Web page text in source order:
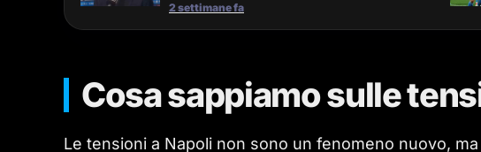
2 settimane fa
Cosa sappiamo sulle
Le tensioni a Napoli non sono un fenomeno nuovo,